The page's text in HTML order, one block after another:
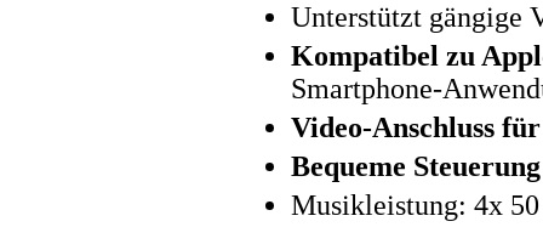
Unterstützt gängige
Kompatibel zu
Smartphone-
Video-Anschluss
Bequeme
Musikleistung: 4x